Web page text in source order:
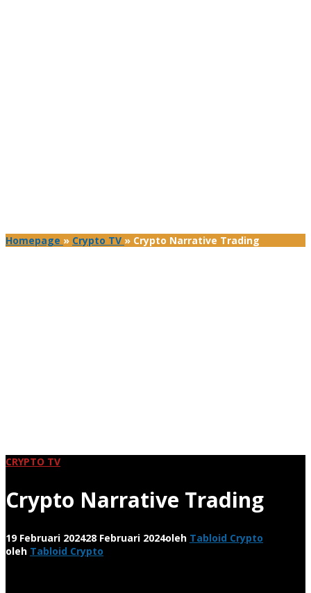
Homepage » Crypto TV » Crypto Narrative Trading
CRYPTO TV
Crypto Narrative Trading
19 Februari 202428 Februari 2024oleh Tabloid Crypto
oleh Tabloid Crypto